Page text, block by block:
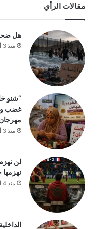
مقالات الرأي
هل
منذ 3 أيام
“شنو
غضب
مهرجان
منذ 3 أسابيع
لن
منذ 4 أسابيع